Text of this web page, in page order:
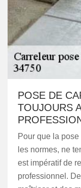
POSE DE
TOUJOURS
Pour que la
les normes, ne
est impératif de
professionnel.